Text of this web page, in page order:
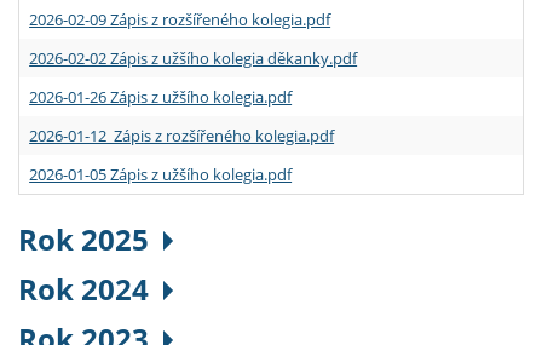
2026-02-09 Zápis z rozšířeného kolegia.pdf
2026-02-02 Zápis z užšího kolegia děkanky.pdf
2026-01-26 Zápis z užšího kolegia.pdf
2026-01-12 Zápis z rozšířeného kolegia.pdf
2026-01-05 Zápis z užšího kolegia.pdf
Rok 2025
Rok 2024